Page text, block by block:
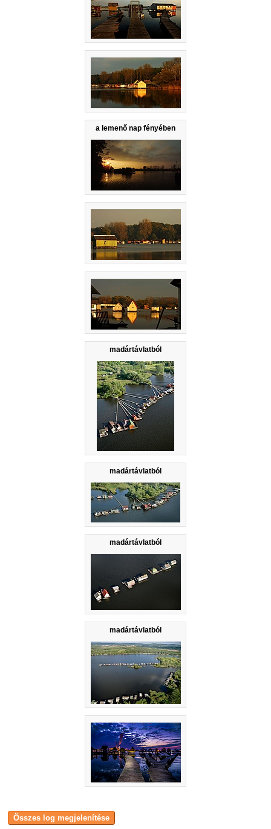
a lemenő nap fényében
madártávlatból
madártávlatból
madártávlatból
madártávlatból